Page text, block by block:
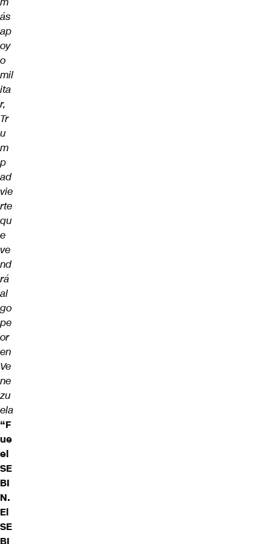
ás
ap
oy
o
mil
ita
r,
Tr
u
m
p
ad
vie
rte
qu
e
ve
nd
rá
al
go
pe
or
en
Ve
ne
zu
ela
“F
ue
el
SE
BI
N.
El
SE
BI